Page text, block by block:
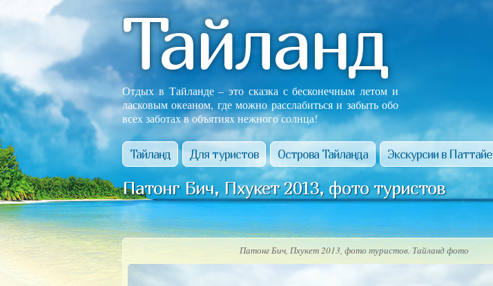
Тайланд
Отдых в Тайланде – это сказка с бесконечным летом и
ласковым океаном, где можно расслабиться и забыть обо
всех заботах в объятиях нежного солнца!
Тайланд Для туристов Острова Тайланда Экскурсии в Паттайе
Патонг Бич, Пхукет 2013, фото туристов
Патонг Бич, Пхукет 2013, фото туристов. Тайланд фото